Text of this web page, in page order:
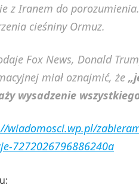
z Iranem do
cieśniny Ormuz.
Fox News, Donald
miał oznajmić, że
wysadzenie
wiadomosci.wp.pl/
7272026796886240a